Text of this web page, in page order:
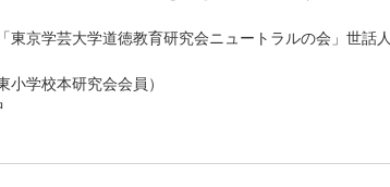
京学芸大学道徳教育研究会ニュートラルの会」世話人
学校本研究会会員）